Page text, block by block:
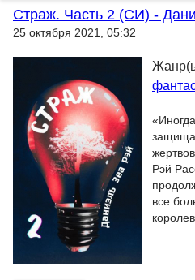
Страж. Часть 2 (СИ) -
25 октября 2021, 05:32
Рэй
все